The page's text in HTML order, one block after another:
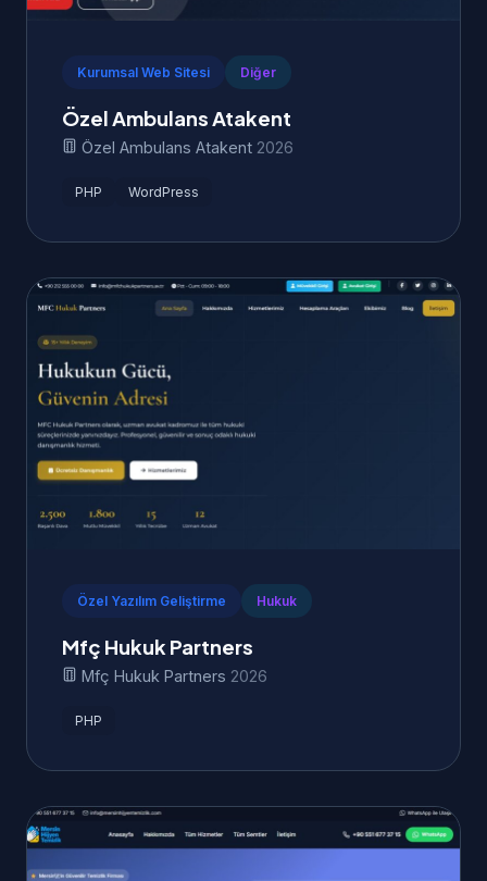
Kurumsal Web Sitesi Diğer
Özel Ambulans Atakent
Özel Ambulans Atakent 2026
PHP WordPress
Özel Yazılım Geliştirme Hukuk
Mfç Hukuk Partners
Mfç Hukuk Partners 2026
PHP